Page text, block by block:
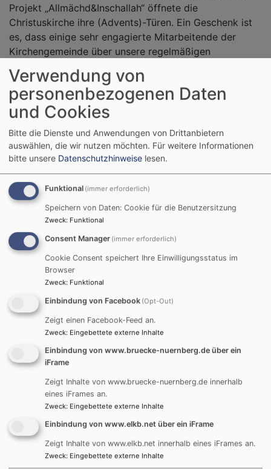
Projekt „Allmächd&Inschallah“ öffnete die
Christuskirche ihre (Advents)-Türen. Ein Geschenk ist
es, dass einige sehr engagierte Mitarbeitende der
Kirchengemeinde über unsere regelmäßigen
haben und sich aktiv einbringen.
So waren die etwa 30 Teilnehmenden, die ab 16 Uhr
zusammenkamen, ein bunte Mischung aus
Gemeindemitgliedern und Menschen aus dem
BRÜCKE-Netzwerk, Christen und Muslimen, Jung und
Alt. Die Backwerkstatt in der Küche (direkt im offenen
Foyer der Kirche gelegen) zog vor allem Familien mit
Kindern aus dem Umwelt unterer „FamilienBRÜCKEN“
an, dabei auch einige Papas, koordiniert von Gülsan
Cicek und Andrea Arfaoui. Parallel gab ein Workshop
im Foyer die
Gelegenheit zu vorweihnachtlichen Erkundungen
zwischen Bibel und Koran. Zu erkunden gab es auch
einige interreligiöse Weihnachtslieder aus dem
verweisen! Überraschend persönlich wurde das
Gespräch da, wo sich christliche und muslimische
Teilnehmer einander fragten, wie sie Weihnachten und
die Festtage verbringen.
Ab 17 Uhr kamen dann alle (auch neue Gäste) an der
Feuerschale vor der Kirche zusammen:
Alkoholfreier Punch und die Ergebnisse der
Backwerkstatt luden zum Genuss ein. Vorbereitetes
Stockbrot lud ein, sein eigenes Brot zu rösten.
Hatten wir als BRÜCKE in früheren Jahren stets in
unseren eigenen Räumen in der Evang.
Verwendung von
personenbezogenen Daten
und Cookies
Bitte die Dienste und Anwendungen von Drittanbietern
auswählen, die wir nutzen möchten. Für weitere Informationen
bitte unsere Datenschutzhinweise lesen.
Funktional (immer erforderlich)
Speichern von Daten: Cookie für die Benutzersitzung
Zweck: Funktional
Consent Manager (immer erforderlich)
Cookie Consent speichert Ihre Einwilligungsstatus im
Browser
Zweck: Funktional
Einbindung von Facebook (Opt-Out)
Zeigt einen Facebook-Feed an.
Zweck: Eingebettete externe Inhalte
Einbindung von www.bruecke-nuernberg.de über ein
iFrame
Zeigt Inhalte von www.bruecke-nuernberg.de innerhalb
eines iFrames an.
Zweck: Eingebettete externe Inhalte
Einbindung von www.elkb.net über ein iFrame
Zeigt Inhalte von www.elkb.net innerhalb eines iFrames an.
Zweck: Eingebettete externe Inhalte